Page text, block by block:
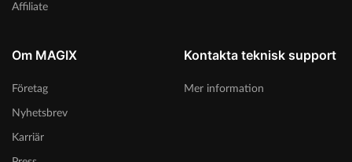
Affiliate
Om MAGIX
Företag
Nyhetsbrev
Karriär
Kontakta teknisk support
Mer information